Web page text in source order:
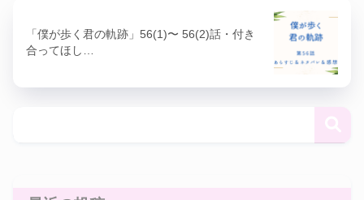
「僕が歩く君の軌跡」56(1)〜 56(2)話・付き
合ってほし…